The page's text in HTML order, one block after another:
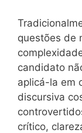
questões de
candidato
aplicá-la em
discursiva
crítico,